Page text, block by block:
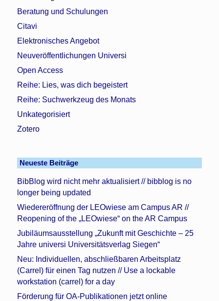
Beratung und Schulungen
Citavi
Elektronisches Angebot
Neuveröffentlichungen Universi
Open Access
Reihe: Lies, was dich begeistert
Reihe: Suchwerkzeug des Monats
Unkategorisiert
Zotero
Neueste Beiträge
BibBlog wird nicht mehr aktualisiert // bibblog is no
longer being updated
Wiedereröffnung der LEOwiese am Campus AR //
Reopening of the „LEOwiese“ on the AR Campus
Jubiläumsausstellung „Zukunft mit Geschichte – 25
Jahre universi Universitätsverlag Siegen“
Neu: Individuellen, abschließbaren Arbeitsplatz
(Carrel) für einen Tag nutzen // Use a lockable
workstation (carrel) for a day
Förderung für OA-Publikationen jetzt online